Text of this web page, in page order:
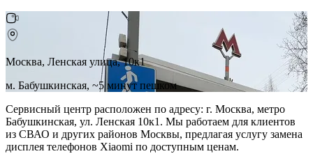
Москва, Ленская улица, 10к1
м. Бабушкинская, ~5 минут пешком
Сервисный центр расположен по адресу: г. Москва, метро
Бабушкинская, ул. Ленская 10к1. Мы работаем для клиентов
из СВАО и других районов Москвы, предлагая услугу замена
дисплея телефонов Xiaomi по доступным ценам.